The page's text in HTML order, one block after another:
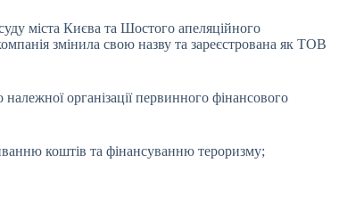
міста Києва та Шостого апеляційного
змінила свою назву та зареєстрована як ТОВ
організації первинного фінансового
коштів та фінансуванню тероризму;